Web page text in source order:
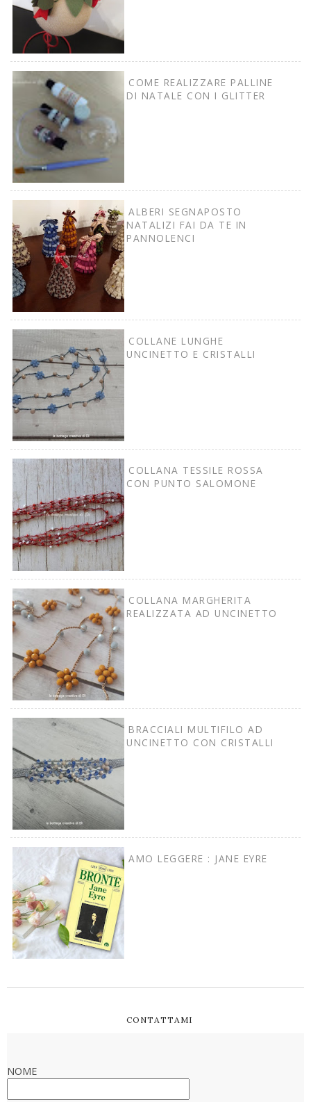
COME REALIZZARE PALLINE
DI NATALE CON I GLITTER
ALBERI SEGNAPOSTO
NATALIZI FAI DA TE IN
PANNOLENCI
COLLANE LUNGHE
UNCINETTO E CRISTALLI
COLLANA TESSILE ROSSA
CON PUNTO SALOMONE
COLLANA MARGHERITA
REALIZZATA AD UNCINETTO
BRACCIALI MULTIFILO AD
UNCINETTO CON CRISTALLI
AMO LEGGERE : JANE EYRE
CONTATTAMI
NOME